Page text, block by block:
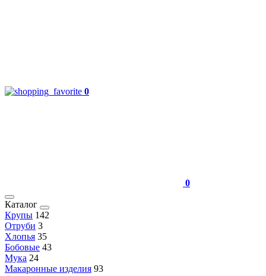
0
0
Каталог
Крупы 142
Отруби 3
Хлопья 35
Бобовые 43
Мука 24
Макаронные изделия 93